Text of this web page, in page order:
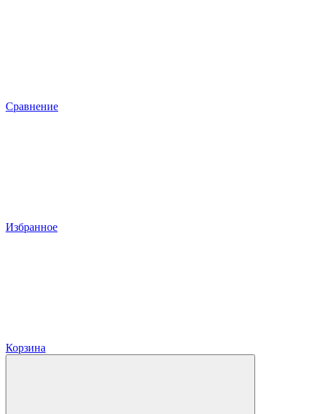
Сравнение
Избранное
Корзина